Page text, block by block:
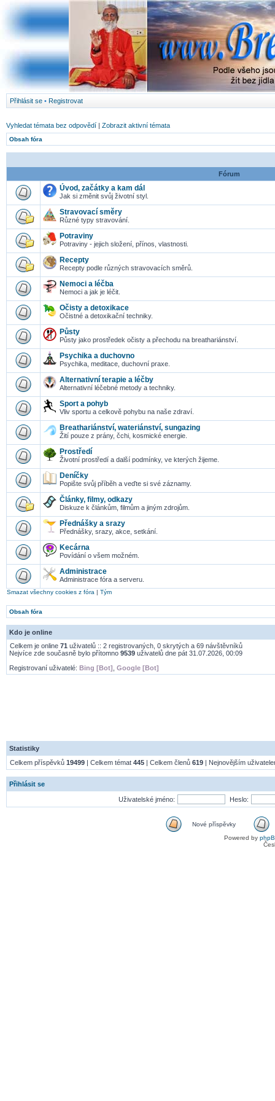
Přihlásit se • Registrovat
Vyhledat témata bez odpovědí | Zobrazit aktivní témata
Obsah fóra
Fórum
Úvod, začátky a kam dál
Jak si změnit svůj životní styl.
Stravovací směry
Různé typy stravování.
Potraviny
Potraviny - jejich složení, přínos, vlastnosti.
Recepty
Recepty podle různých stravovacích směrů.
Nemoci a léčba
Nemoci a jak je léčit.
Očisty a detoxikace
Očistné a detoxikační techniky.
Půsty
Půsty jako prostředek očisty a přechodu na breathariánství.
Psychika a duchovno
Psychika, meditace, duchovní praxe.
Alternativní terapie a léčby
Alternativní léčebné metody a techniky.
Sport a pohyb
Vliv sportu a celkově pohybu na naše zdraví.
Breathariánství, wateriánství, sungazing
Žití pouze z prány, čchi, kosmické energie.
Prostředí
Životní prostředí a další podmínky, ve kterých žijeme.
Deníčky
Popište svůj příběh a veďte si své záznamy.
Články, filmy, odkazy
Diskuze k článkům, filmům a jiným zdrojům.
Přednášky a srazy
Přednášky, srazy, akce, setkání.
Kecárna
Povídání o všem možném.
Administrace
Administrace fóra a serveru.
Smazat všechny cookies z fóra | Tým
Obsah fóra
Kdo je online
Celkem je online 71 uživatelů :: 2 registrovaných, 0 skrytých a 69 návštěvníků
Nejvíce zde současně bylo přítomno 9539 uživatelů dne pát 31.07.2026, 00:09
Registrovaní uživatelé: Bing [Bot] Google [Bot]
Statistiky
Celkem příspěvků 19499 | Celkem témat 445 | Celkem členů 619 | Nejnovějším
Přihlásit se
Uživatelské jméno: Heslo:
Nové příspěvky
Powered by